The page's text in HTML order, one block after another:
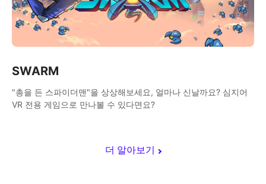
더 알아보기
SWARM
"총을 든 스파이더맨"을 상상해보세요, 얼마나 신날까요? 심지어
VR 전용 게임으로 만나볼 수 있다면요?